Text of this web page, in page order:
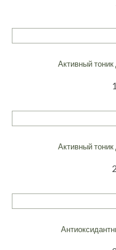
Активный
Активный